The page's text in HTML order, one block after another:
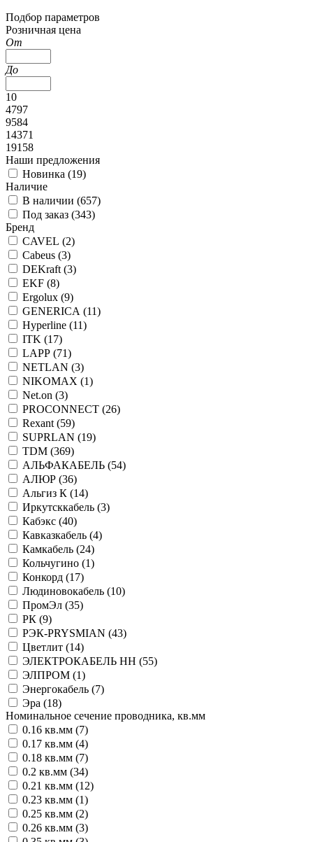
Подбор параметров
Розничная цена
От
До
10
4797
9584
14371
19158
Наши предложения
Новинка (19)
Наличие
В наличии (657)
Под заказ (343)
Бренд
CAVEL (2)
Cabeus (3)
DEKraft (3)
EKF (8)
Ergolux (9)
GENERICA (11)
Hyperline (11)
ITK (17)
LAPP (71)
NETLAN (3)
NIKOMAX (1)
Net.on (3)
PROCONNECT (26)
Rexant (59)
SUPRLAN (19)
TDM (369)
АЛЬФАКАБЕЛЬ (54)
АЛЮР (36)
Альгиз К (14)
Иркутсккабель (3)
Кабэкс (40)
Кавказкабель (4)
Камкабель (24)
Кольчугино (1)
Конкорд (17)
Людиновокабель (10)
ПромЭл (35)
РК (9)
РЭК-PRYSMIAN (43)
Цветлит (14)
ЭЛЕКТРОКАБЕЛЬ НН (55)
ЭЛПРОМ (1)
Энергокабель (7)
Эра (18)
Номинальное сечение проводника, кв.мм
0.16 кв.мм (7)
0.17 кв.мм (4)
0.18 кв.мм (7)
0.2 кв.мм (34)
0.21 кв.мм (12)
0.23 кв.мм (1)
0.25 кв.мм (2)
0.26 кв.мм (3)